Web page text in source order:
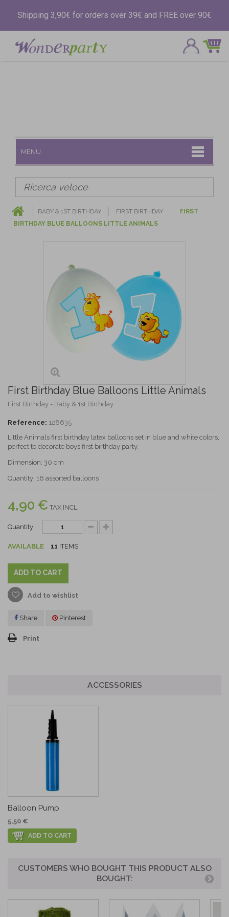
Shipping 3,90€ for orders over 39€ and FREE over 90€
MENU
BABY & 1ST BIRTHDAY FIRST BIRTHDAY
FIRST
BIRTHDAY BLUE BALLOONS LITTLE ANIMALS
First Birthday Blue Balloons Little Animals
First Birthday - Baby & 1st Birthday
Reference: 128635
Little Animals first birthday latex balloons set in blue and white colors,
perfect to decorate boys first birthday party.
Dimension: 30 cm
Quantity: 16 assorted balloons
4,90 € TAX INCL.
Quantity
AVAILABLE 11 ITEMS
ADD TO CART
Add to wishlist
Share Pinterest
Print
ACCESSORIES
Balloon Pump
5,50 €
ADD TO CART
CUSTOMERS WHO BOUGHT THIS PRODUCT ALSO
BOUGHT: